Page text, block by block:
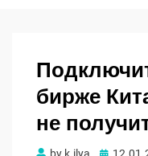
бирже
не